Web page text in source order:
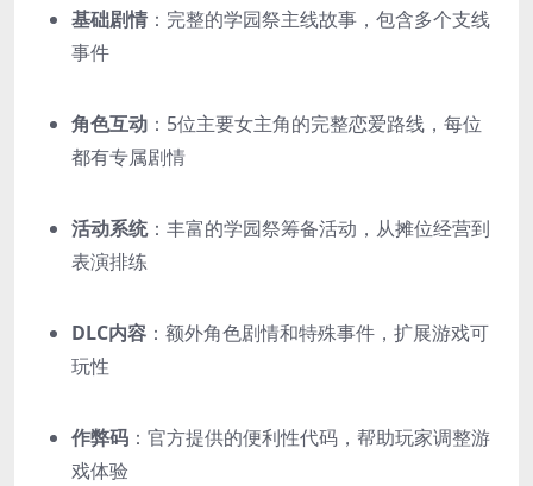
基础剧情 ：完整的学园祭主线故事，包含多个支线
事件
角色互动 ：5位主要女主角的完整恋爱路线，每位
都有专属剧情
活动系统：丰富的学园祭筹备活动，从摊位经营到
表演排练
DLC内容 ：额外角色剧情和特殊事件，扩展游戏可
玩性
作弊码 ：官方提供的便利性代码，帮助玩家调整游
戏体验